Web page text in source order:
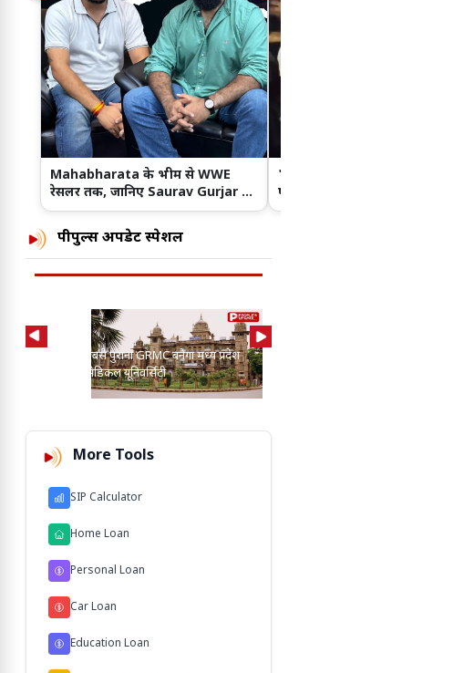
Mahabharata के भीम से WWE
रेसलर तक, जानिए Saurav Gurjar का
दमदार सफर
'दिल ना लिया...' गाने से वायरल हुए 'धूम'
पहुंचे रांची, JPSC-JSSC छात्रों का किया
समर्थन!
पीपुल्स अपडेट स्पेशल
प्रदेश का सबसे पुराना GRMC बनेगा मध्य प्रदेश
की पहली मेडिकल यूनिवर्सिटी
More Tools
SIP Calculator
Home Loan
Personal Loan
Car Loan
Education Loan